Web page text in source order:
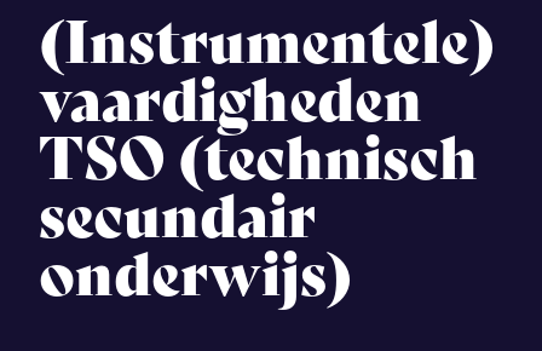
(Instrumentele)
vaardigheden
TSO (technisch
secundair
onderwijs)